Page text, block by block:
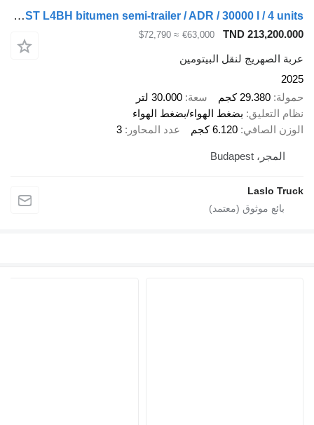
LAG O-3-ST L4BH bitumen semi-trailer / ADR / 30000 l / 4 units
TND 213,200.000
€63,000
≈ $72,790
عربة الصهريج لنقل البيتومين
2025
حمولة 29.380 كجم سعة 30.000 لتر
نظام التعليق بضغط الهواء/بضغط الهواء
الوزن الصافي 6.120 كجم عدد المحاور 3
المجر، Budapest
Laslo Truck